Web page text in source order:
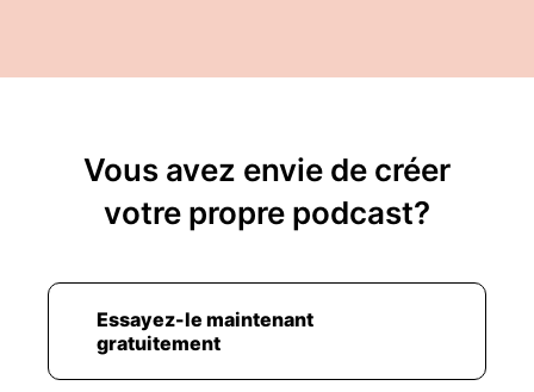
Vous avez envie de créer
votre propre podcast?
Essayez-le maintenant
gratuitement